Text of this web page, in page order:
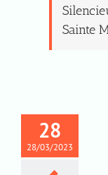
Sainte
28
28/03/2023